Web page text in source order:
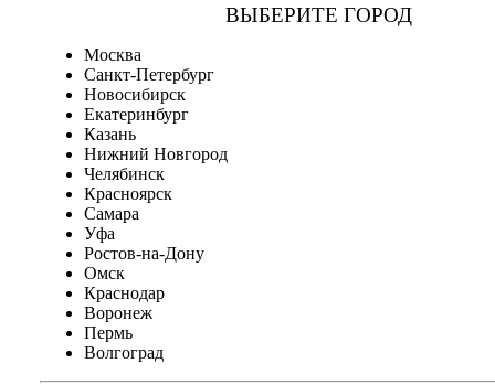
ВЫБЕРИТЕ ГОРОД
Москва
Санкт-Петербург
Новосибирск
Екатеринбург
Казань
Нижний Новгород
Челябинск
Красноярск
Самара
Уфа
Ростов-на-Дону
Омск
Краснодар
Воронеж
Пермь
Волгоград